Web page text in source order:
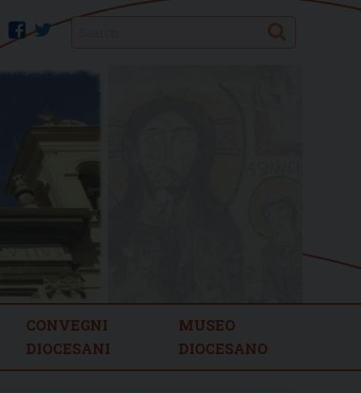
twitter
facebook Search
CONVEGNI
DIOCESANI
MUSEO
DIOCESANO